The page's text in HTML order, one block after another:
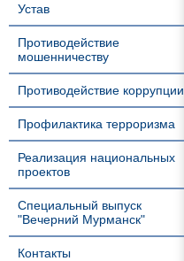
Устав
Противодействие
мошенничеству
Противодействие коррупции
Профилактика терроризма
Реализация национальных
проектов
Специальный выпуск
"Вечерний Мурманск"
Контакты